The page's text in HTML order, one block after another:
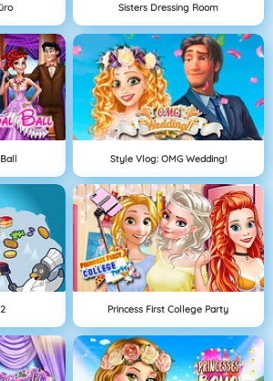
Sisters Dressing Room
Style Vlog: OMG Wedding!
Princess First College Party